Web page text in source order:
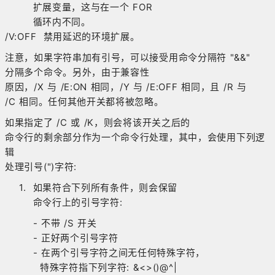
扩展变量，这与在一个 FOR
循环内不同。
/V:OFF 禁用延迟的环境扩展。
注意，如果字符串加有引号，可以接受用命令分隔符 "&&"
分隔多个命令。另外，由于兼容性
原因，/X 与 /E:ON 相同，/Y 与 /E:OFF 相同，且 /R 与
/C 相同。任何其他开关都将被忽略。
如果指定了 /C 或 /K，则会将该开关之后的
命令行的剩余部分作为一个命令行处理，其中，会使用下列逻
辑
处理引号(")字符:
1. 如果符合下列所有条件，则会保留
命令行上的引号字符:
- 不带 /S 开关
- 正好两个引号字符
- 在两个引号字符之间无任何特殊字符，
特殊字符指下列字符: &<>()@^|